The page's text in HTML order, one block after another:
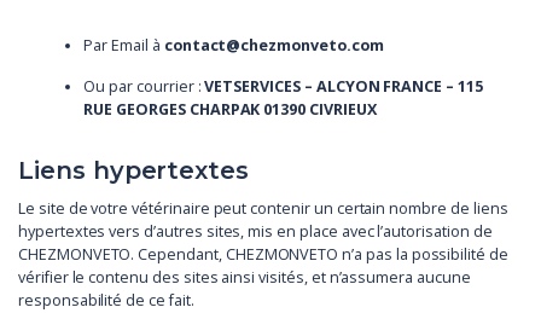
Par Email à contact@chezmonveto.com
Ou par courrier :VETSERVICES – ALCYON FRANCE – 115
RUE GEORGES CHARPAK 01390 CIVRIEUX
Liens hypertextes
Le site de votre vétérinaire peut contenir un certain nombre de liens
hypertextes vers d’autres sites, mis en place avec l’autorisation de
CHEZMONVETO. Cependant, CHEZMONVETO n’a pas la possibilité de
vérifier le contenu des sites ainsi visités, et n’assumera aucune
responsabilité de ce fait.